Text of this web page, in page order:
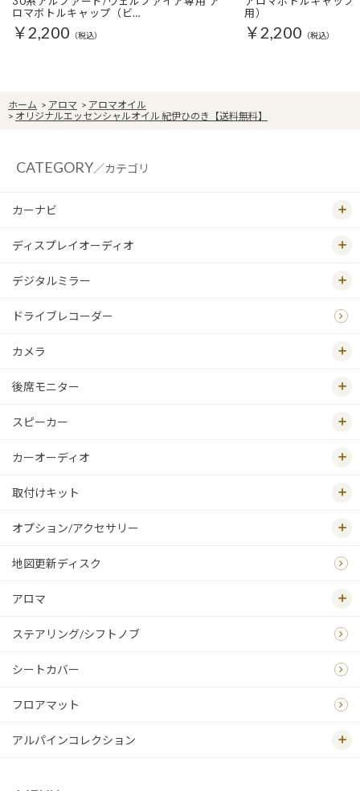
ロマボトルキャップ（ビ…
￥2,200 （税込）
用）
￥2,200 （税込）
ホーム > アロマ > アロマオイル
> オリジナルエッセンシャルオイル 紀伊ひのき【送料無料】
CATEGORY／カテゴリ
カーナビ
ディスプレイオーディオ
デジタルミラー
ドライブレコーダー
カメラ
後席モニター
スピーカー
カーオーディオ
取付けキット
オプション/アクセサリー
地図更新ディスク
アロマ
ステアリング/シフトノブ
シートカバー
フロアマット
アルパインコレクション